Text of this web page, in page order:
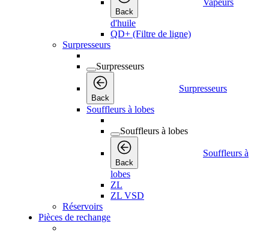
Back
Vapeurs
d'huile
QD+ (Filtre de ligne)
Surpresseurs
Surpresseurs
Back
Surpresseurs
Souffleurs à lobes
Souffleurs à lobes
Back
Souffleurs à
lobes
ZL
ZL VSD
Réservoirs
Pièces de rechange